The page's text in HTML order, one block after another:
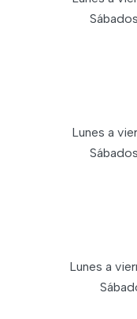
Lunes a
Lunes a